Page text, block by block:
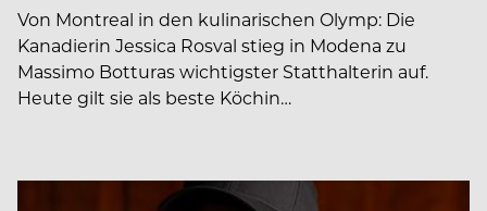
Von Montreal in den kulinarischen Olymp: Die
Kanadierin Jessica Rosval stieg in Modena zu
Massimo Botturas wichtigster Statthalterin auf.
Heute gilt sie als beste Köchin…